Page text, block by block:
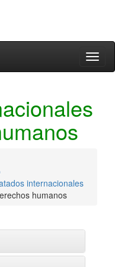
internacionales
humanos